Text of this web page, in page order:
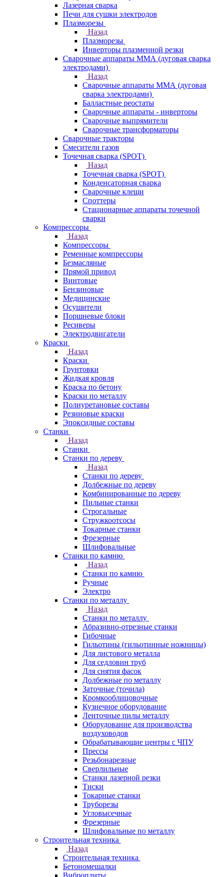
Лазерная сварка
Печи для сушки электродов
Плазморезы
Назад
Плазморезы
Инверторы плазменной резки
Сварочные аппараты ММА (дуговая сварка
электродами)
Назад
Сварочные аппараты ММА (дуговая
сварка электродами)
Балластные реостаты
Сварочные аппараты - инверторы
Сварочные выпрямители
Сварочные трансформаторы
Сварочные тракторы
Смесители газов
Точечная сварка (SPOT)
Назад
Точечная сварка (SPOT)
Конденсаторная сварка
Сварочные клещи
Споттеры
Стационарные аппараты точечной
сварки
Компрессоры
Назад
Компрессоры
Ременные компрессоры
Безмасляные
Прямой привод
Винтовые
Бензиновые
Медицинские
Осушители
Поршневые блоки
Ресиверы
Электродвигатели
Краски
Назад
Краски
Грунтовки
Жидкая кровля
Краска по бетону
Краски по металлу
Полиуретановые составы
Резиновые краски
Эпоксидные составы
Станки
Назад
Станки
Станки по дереву
Назад
Станки по дереву
Долбежные по дереву
Комбинированные по дереву
Пильные станки
Строгальные
Стружкоотсосы
Токарные станки
Фрезерные
Шлифовальные
Станки по камню
Назад
Станки по камню
Ручные
Электро
Станки по металлу
Назад
Станки по металлу
Абразивно-отрезные станки
Гибочные
Гильотины (гильотинные ножницы)
Для листового металла
Для седловин труб
Для снятия фасок
Долбежные по металлу
Заточные (точила)
Кромкооблицовочные
Кузнечное оборудование
Ленточные пилы металлу
Оборудование для производства
воздуховодов
Обрабатывающие центры с ЧПУ
Прессы
Резьбонарезные
Сверлильные
Станки лазерной резки
Тиски
Токарные станки
Труборезы
Угловысечные
Фрезерные
Шлифовальные по металлу
Строительная техника
Назад
Строительная техника
Бетономешалки
Виброплиты